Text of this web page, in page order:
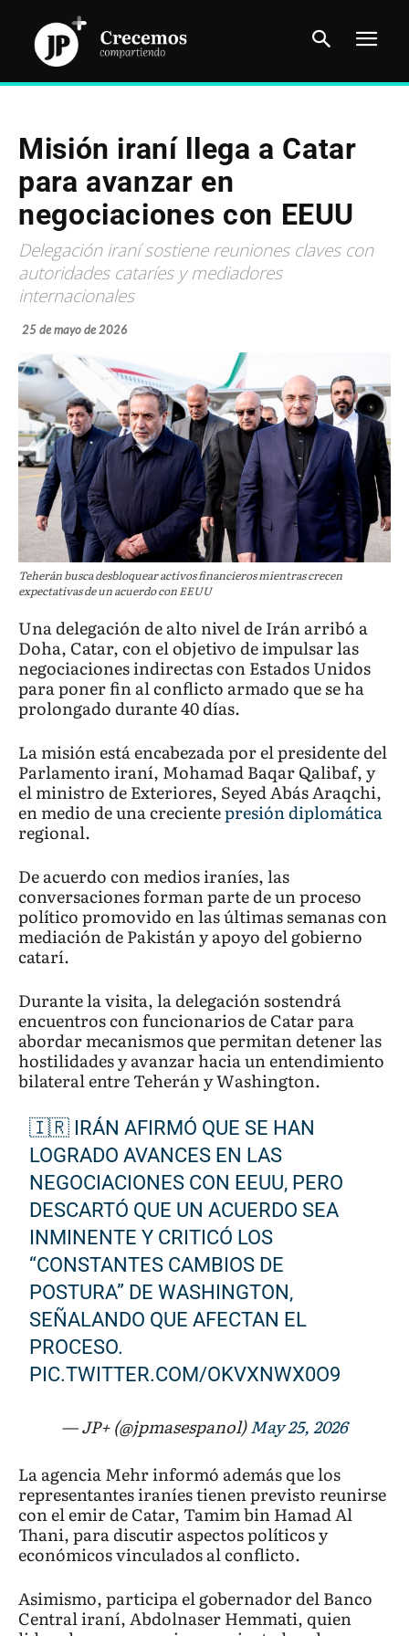
Misión iraní llega a Catar
para avanzar en
negociaciones con EEUU
Delegación iraní sostiene reuniones claves con
autoridades cataríes y mediadores
internacionales
25 de mayo de 2026
Teherán busca desbloquear activos financieros mientras crecen
expectativas de un acuerdo con EEUU
Una delegación de alto nivel de Irán arribó a
Doha, Catar, con el objetivo de impulsar las
negociaciones indirectas con Estados Unidos
para poner fin al conflicto armado que se ha
prolongado durante 40 días.
La misión está encabezada por el presidente del
Parlamento iraní, Mohamad Baqar Qalibaf, y
el ministro de Exteriores, Seyed Abás Araqchi,
en medio de una crecientepresión diplomática
regional.
De acuerdo con medios iraníes, las
conversaciones forman parte de un proceso
político promovido en las últimas semanas con
mediación de Pakistán y apoyo del gobierno
catarí.
Durante la visita, la delegación sostendrá
encuentros con funcionarios de Catar para
abordar mecanismos que permitan detener las
hostilidades y avanzar hacia un entendimiento
bilateral entre Teherán y Washington.
🇮🇷 IRÁN AFIRMÓ QUE SE HAN
LOGRADO AVANCES EN LAS
NEGOCIACIONES CON EEUU, PERO
DESCARTÓ QUE UN ACUERDO SEA
INMINENTE Y CRITICÓ LOS
“CONSTANTES CAMBIOS DE
POSTURA” DE WASHINGTON,
SEÑALANDO QUE AFECTAN EL
PROCESO.
PIC.TWITTER.COM/OKVXNWX0O9
— JP+ (@jpmasespanol)May 25, 2026
La agencia Mehr informó además que los
representantes iraníes tienen previsto reunirse
con el emir de Catar, Tamim bin Hamad Al
Thani, para discutir aspectos políticos y
económicos vinculados al conflicto.
Asimismo, participa el gobernador del Banco
Central iraní, Abdolnaser Hemmati, quien